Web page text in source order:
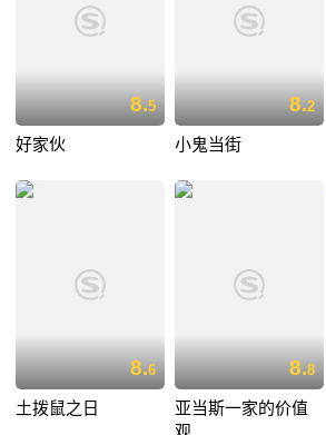
8.5
好家伙
8.2
小鬼当街
8.6
土拨鼠之日
8.8
亚当斯一家的价值